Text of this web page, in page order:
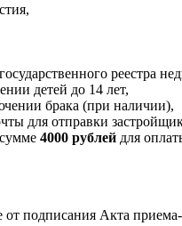
реестра
детей до 14 лет,
брака (при наличии),
для отправки
4000 рублей для
подписания Акта